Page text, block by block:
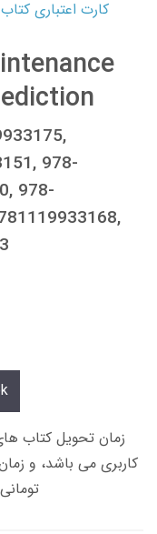
978-
978-
تومانی حداکثر 12